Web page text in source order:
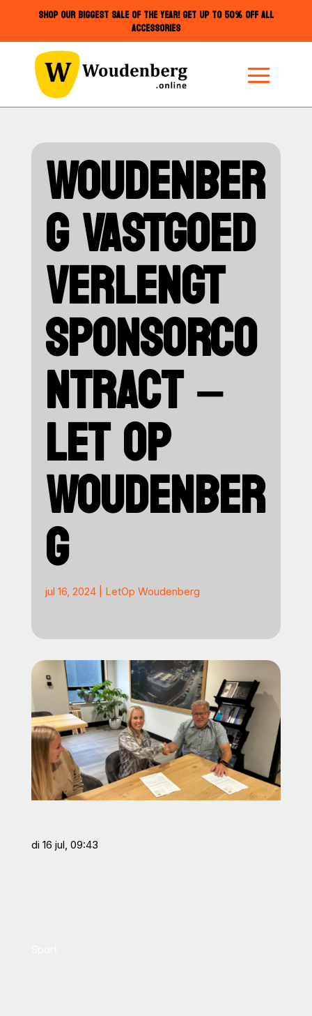
SHOP OUR BIGGEST SALE OF THE YEAR! GET UP TO 50% OFF ALL
ACCESSORIES
WOUDENBER
G VASTGOED
VERLENGT
SPONSORCO
NTRACT –
LET OP
WOUDENBER
G
jul 16, 2024| LetOp Woudenberg
di 16 jul, 09:43